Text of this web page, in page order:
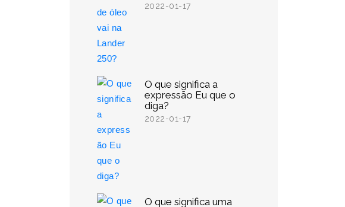
2022-01-17
O que significa a
expressão Eu que o
diga?
2022-01-17
O que significa uma